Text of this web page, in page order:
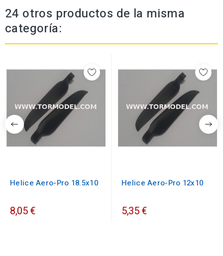
24 otros productos de la misma
categoría:
Helice Aero-Pro 18.5x10
8,05 €
Helice Aero-Pro 12x10
5,35 €